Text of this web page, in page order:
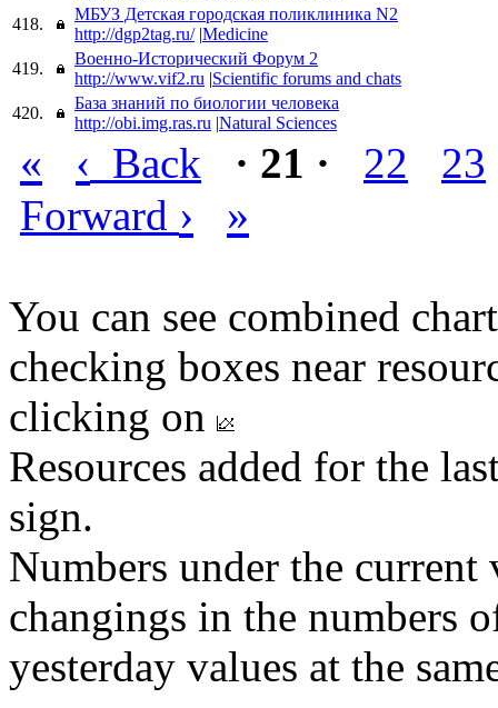
418.
МБУЗ Детская городская поликлиника N2
http://dgp2tag.ru/ |Medicine
419.
Военно-Исторический Форум 2
http://www.vif2.ru |Scientific forums and chats
420.
База знаний по биологии человека
http://obi.img.ras.ru |Natural Sciences
« ‹ Back · 21 · 22
23
Forward › »
You can see combined
checking boxes near
clicking on
Resources added for the
sign.
Numbers under the
changings in the numbers
yesterday values at the